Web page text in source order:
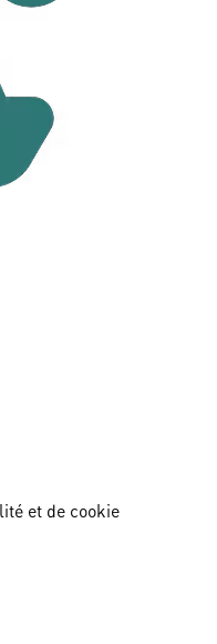
et de cookie